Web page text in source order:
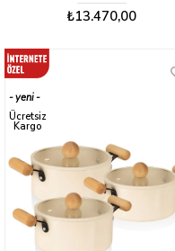
₺13.470,00
yeni
ürün
Ücretsiz
Kargo